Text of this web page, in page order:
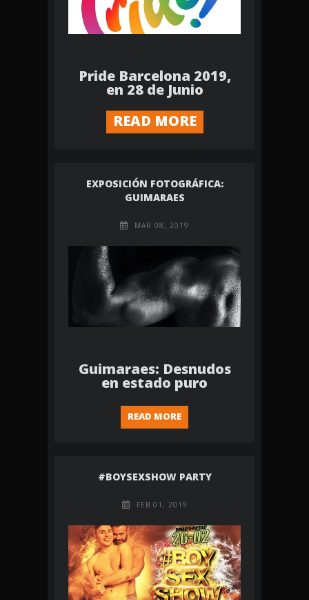
Pride Barcelona 2019,
en 28 de Junio
READ MORE
EXPOSICIÓN FOTOGRÁFICA:
GUIMARAES
MAR 08, 2019
Guimaraes: Desnudos
en estado puro
READ MORE
#BOYSEXSHOW PARTY
FEB 01, 2019